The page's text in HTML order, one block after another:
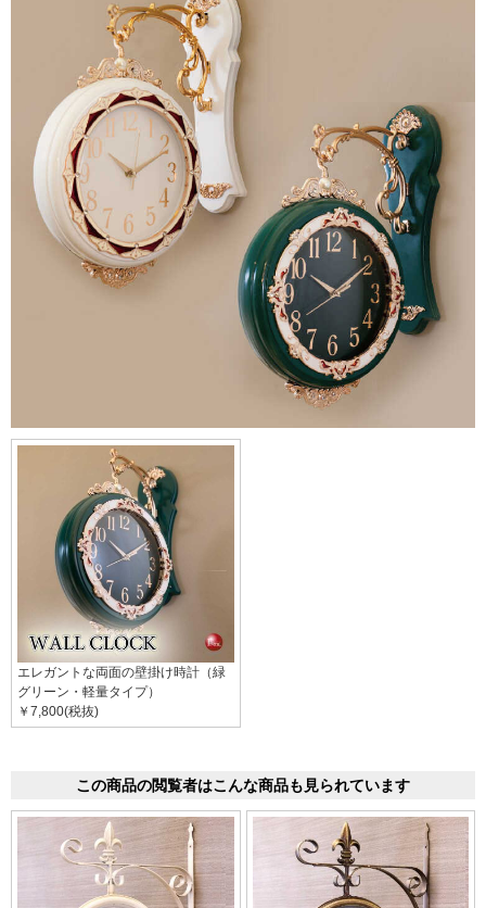
エレガントな両面の壁掛け時計（緑
グリーン・軽量タイプ）
￥7,800(税抜)
この商品の閲覧者はこんな商品も見られています